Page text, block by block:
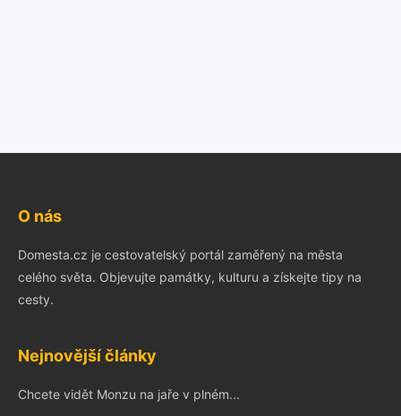
O nás
Domesta.cz je cestovatelský portál zaměřený na města
celého světa. Objevujte památky, kulturu a získejte tipy na
cesty.
Nejnovější články
Chcete vidět Monzu na jaře v plném...